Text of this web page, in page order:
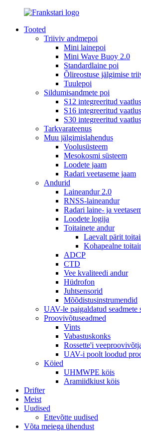
Tooted
Triiviv andmepoi
Mini lainepoi
Mini Wave Buoy 2.0
Standardlaine poi
Õlireostuse jälgimise
Tuulepoi
Sildumisandmete poi
S12 integreeritud
S16 integreeritud
S30 integreeritud
Tarkvarateenus
Muu jälgimislahendus
Voolusüsteem
Mesokosmi süsteem
Loodete jaam
Radari veetaseme jaam
Andurid
Laineandur 2.0
RNSS-laineandur
Radari laine- ja
Loodete logija
Toitainete andur
Laevalt pärit
Kohapealne
ADCP
CTD
Vee kvaliteedi andur
Hüdrofon
Juhtsensorid
Mõõdistusinstrumendid
UAV-le paigaldatud seadmete
Proovivõtuseadmed
Vints
Vabastuskonks
Rossette'i
UAV-i poolt loodud
Köied
UHMWPE köis
Aramiidkiust köis
Drifter
Meist
Uudised
Ettevõtte uudised
Võta meiega ühendust